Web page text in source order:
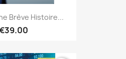
Brève Histoire...